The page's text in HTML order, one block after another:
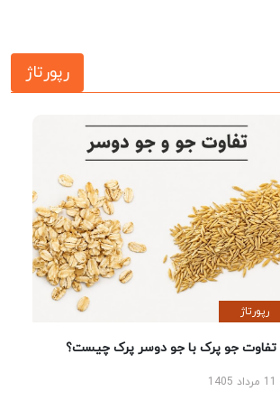
رپورتاژ
رپورتاژ
تفاوت جو پرک با جو دوسر پرک چیست؟